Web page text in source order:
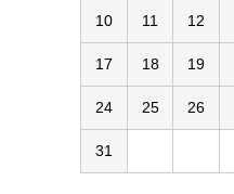
10 11 12
17 18 19
24 25 26
31